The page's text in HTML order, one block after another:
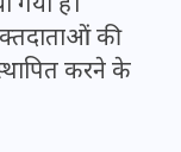
गया है।
की
करने के